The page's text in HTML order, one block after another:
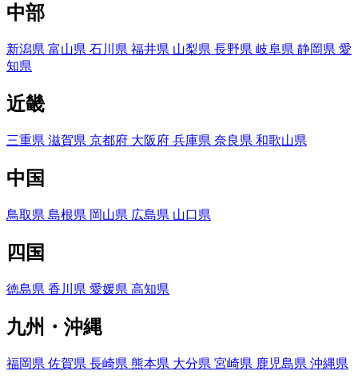
中部
新潟県 富山県 石川県 福井県 山梨県 長野県 岐阜県 静岡県 愛
知県
近畿
三重県 滋賀県 京都府 大阪府 兵庫県 奈良県 和歌山県
中国
鳥取県 島根県 岡山県 広島県 山口県
四国
徳島県 香川県 愛媛県 高知県
九州・沖縄
福岡県 佐賀県 長崎県 熊本県 大分県 宮崎県 鹿児島県 沖縄県